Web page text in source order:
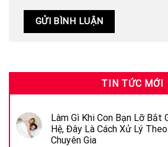
TIN TỨC MỚI
Làm Gì Khi Con Bạn Lỡ Bắt
Hệ, Đây Là Cách Xử Lý
Chuyên Gia